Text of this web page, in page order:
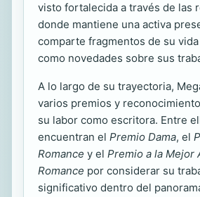
visto fortalecida a través de las
donde mantiene una activa
comparte fragmentos de su
como novedades sobre sus
A lo largo de su trayectoria,
varios premios y
su labor como escritora. Entre
encuentran el Premio Dama, el
Romance y el Premio a la Mejor
Romance por considerar su
significativo dentro del